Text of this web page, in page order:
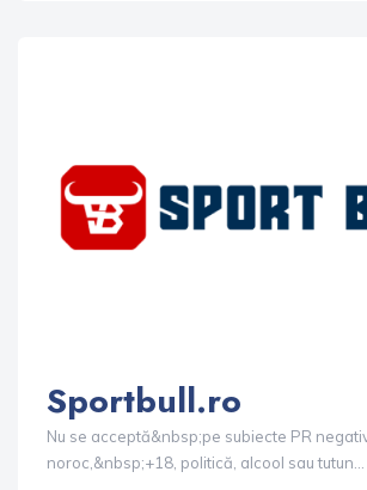
Sportbull.ro
Nu se acceptă&nbsp;pe subiecte PR
noroc,&nbsp;+18, politică, alcool sau tutun...